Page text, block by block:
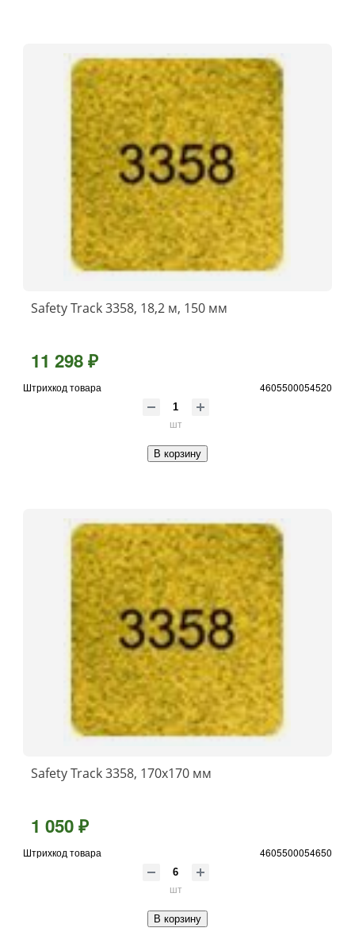
Safety Track 3358, 18,2 м, 150 мм
11 298 ₽
Штрихкод товара 4605500054520
шт
В корзину
Safety Track 3358, 170x170 мм
1 050 ₽
Штрихкод товара 4605500054650
шт
В корзину